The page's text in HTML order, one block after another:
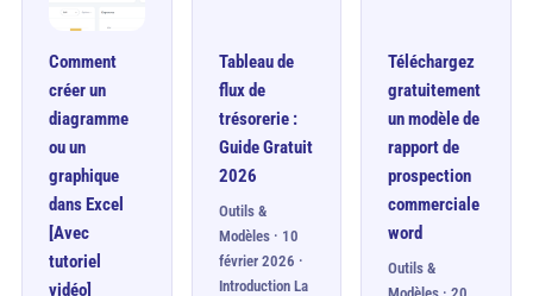
Comment
créer un
diagramme
ou un
graphique
dans Excel
[Avec
tutoriel
vidéo]
Tableau de
flux de
trésorerie :
Guide Gratuit
2026
Outils &
Modèles · 10
février 2026 ·
Introduction La
Téléchargez
gratuitement
un modèle de
rapport de
prospection
commerciale
word
Outils &